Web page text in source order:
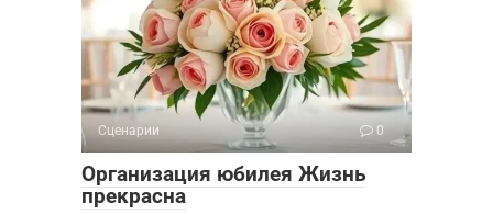
Сценарии 0
Организация юбилея Жизнь
прекрасна